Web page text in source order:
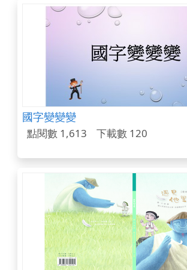
國字變變變
點閱數 1,613 下載數 120